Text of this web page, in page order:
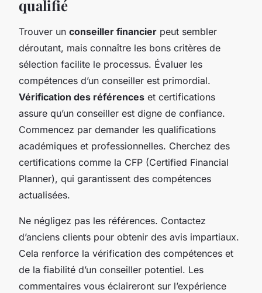
qualifié
Trouver un conseiller financier peut sembler
déroutant, mais connaître les bons critères de
sélection facilite le processus. Évaluer les
compétences d’un conseiller est primordial.
Vérification des références et certifications
assure qu’un conseiller est digne de confiance.
Commencez par demander les qualifications
académiques et professionnelles. Cherchez des
certifications comme la CFP (Certified Financial
Planner), qui garantissent des compétences
actualisées.
Ne négligez pas les références. Contactez
d’anciens clients pour obtenir des avis impartiaux.
Cela renforce la vérification des compétences et
de la fiabilité d’un conseiller potentiel. Les
commentaires vous éclaireront sur l’expérience